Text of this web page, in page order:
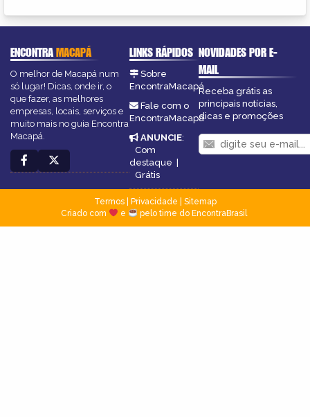
ENCONTRAMACAPÁ
O melhor de Macapá num
só lugar! Dicas, onde ir, o
que fazer, as melhores
empresas, locais, serviços e
muito mais no guia Encontra
Macapá.
LINKS RÁPIDOS
Sobre
EncontraMacapá
Fale com o
EncontraMacapá
ANUNCIE:
Com
destaque |
Grátis
NOVIDADES POR E-
MAIL
Receba grátis as
principais notícias,
dicas e promoções
Termos| Privacidade
Sitemap
Criado com
e pelo time do EncontraBrasil